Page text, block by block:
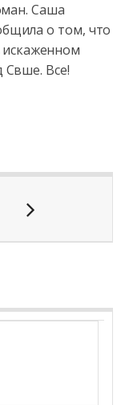
Саша
о том, что
искаженном
Свше. Все!